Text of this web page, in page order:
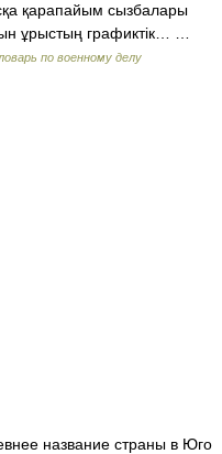
қарапайым сызбалары
ұрыстың графиктік… …
по военному делу
название страны в Юго